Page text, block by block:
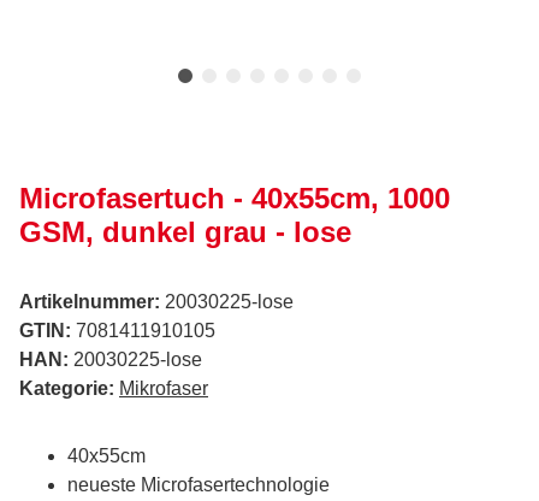
Microfasertuch - 40x55cm, 1000
GSM, dunkel grau - lose
Artikelnummer: 20030225-lose
GTIN: 7081411910105
HAN: 20030225-lose
Kategorie: Mikrofaser
40x55cm
neueste Microfasertechnologie